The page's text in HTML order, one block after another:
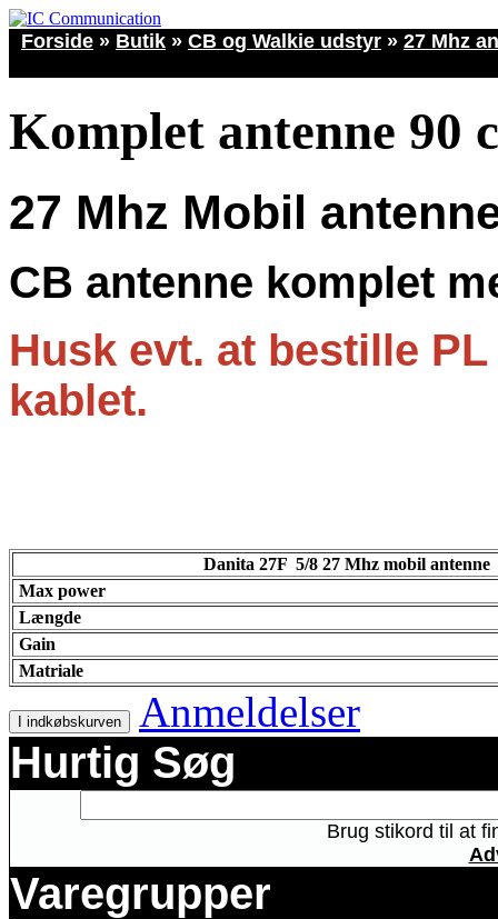
Forside » Butik » CB og Walkie udstyr » 27 Mhz
Komplet antenne 90
27 Mhz Mobil
CB antenne komplet
Husk evt. at bestille
kablet.
Danita 27F 5/8 27 Mhz mobil antenne
Max power
Længde
Gain
Matriale
I indkøbskurven Anmeldelser
Hurtig Søg
Brug stikord til at
Varegrupper